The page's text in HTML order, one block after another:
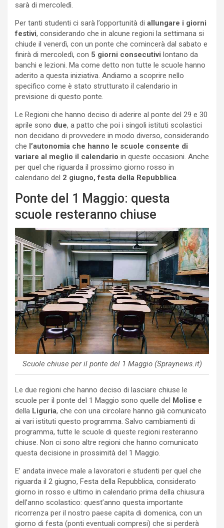
sarà di mercoledì.
Per tanti studenti ci sarà l’opportunità di allungare i giorni
festivi, considerando che in alcune regioni la settimana si
chiude il venerdì, con un ponte che comincerà dal sabato e
finirà di mercoledì, con 5 giorni consecutivi lontano da
banchi e lezioni. Ma come detto non tutte le scuole hanno
aderito a questa iniziativa. Andiamo a scoprire nello
specifico come è stato strutturato il calendario in
previsione di questo ponte.
Le Regioni che hanno deciso di aderire al ponte del 29 e 30
aprile sono due, a patto che poi i singoli istituti scolastici
non decidano di provvedere in modo diverso, considerando
che l’autonomia che hanno le scuole consente di
variare al meglio il calendario in queste occasioni. Anche
per quel che riguarda il prossimo giorno rosso in
calendario del 2 giugno, festa della Repubblica.
Ponte del 1 Maggio: questa
scuole resteranno chiuse
Scuole chiuse per il ponte del 1 Maggio (Spraynews.it)
Le due regioni che hanno deciso di lasciare chiuse le
scuole per il ponte del 1 Maggio sono quelle del Molise e
della Liguria, che con una circolare hanno già comunicato
ai vari istituti questo programma. Salvo cambiamenti di
programma, tutte le scuole di queste regioni resteranno
chiuse. Non ci sono altre regioni che hanno comunicato
questa decisione in prossimità del 1 Maggio.
E’ andata invece male a lavoratori e studenti per quel che
riguarda il 2 giugno, Festa della Repubblica, considerato
giorno in rosso e ultimo in calendario prima della chiusura
dell’anno scolastico: quest’anno questa importante
ricorrenza per il nostro paese capita di domenica, con un
giorno di festa (ponti eventuali compresi) che si perderà